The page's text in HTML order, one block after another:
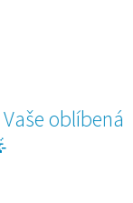
Vaše oblíbená